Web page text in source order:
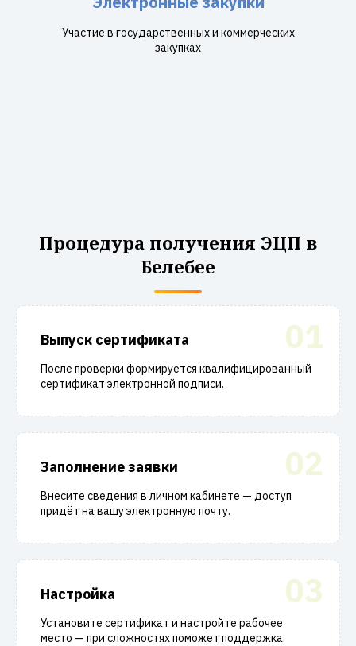
Участие в государственных и коммерческих
закупках
Процедура получения ЭЦП в
Белебее
01
Выпуск сертификата
После проверки формируется квалифицированный
сертификат электронной подписи.
02
Заполнение заявки
Внесите сведения в личном кабинете — доступ
придёт на вашу электронную почту.
03
Настройка
Установите сертификат и настройте рабочее
место — при сложностях поможет поддержка.